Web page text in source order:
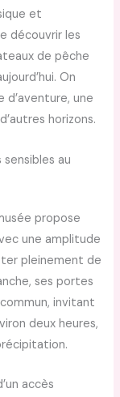
et
découvrir les
de pêche
On
une
horizons.
au
propose
une amplitude
pleinement de
ses portes
invitant
deux heures,
accès